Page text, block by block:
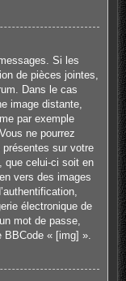
Si les
de pièces jointes,
Dans le cas
image distante,
par exemple
ne pourrez
sur votre
que celui-ci soit en
vers des images
électronique de
mot de passe,
« [img] ».